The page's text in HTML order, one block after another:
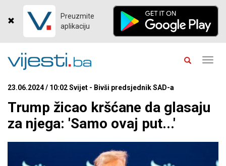
Preuzmite
aplikaciju
23.06.2024 / 10:02 Svijet - Bivši predsjednik SAD-a
Trump žicao kršćane da glasaju
za njega: 'Samo ovaj put...'